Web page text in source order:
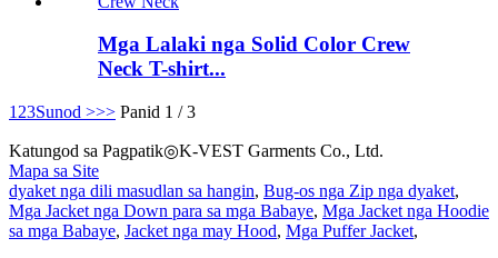
Mga Lalaki nga Solid Color Crew
Neck T-shirt...
1 23Sunod >>> Panid 1 / 3
Katungod sa Pagpatik◎K-VEST Garments Co., Ltd.
Mapa sa Site
dyaket nga dili masudlan sa hangin, Bug-os nga Zip nga dyaket,
Mga Jacket nga Down para sa mga Babaye, Mga Jacket nga Hoodie
sa mga Babaye, Jacket nga may Hood, Mga Puffer Jacket,